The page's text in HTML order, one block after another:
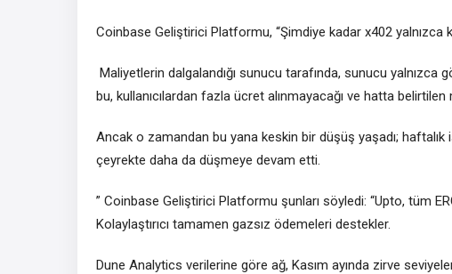
Coinbase Geliştirici Platformu, “Şimdiye kadar x402 yalnızca
Maliyetlerin dalgalandığı sunucu tarafında, sunucu
bu, kullanıcılardan fazla ücret alınmayacağı ve hatta
Ancak o zamandan bu yana keskin bir düşüş yaşadı;
çeyrekte daha da düşmeye devam etti.
” Coinbase Geliştirici Platformu şunları söyledi: “Upto, tüm
Kolaylaştırıcı tamamen gazsız ödemeleri destekler.
Dune Analytics verilerine göre ağ, Kasım ayında zirve